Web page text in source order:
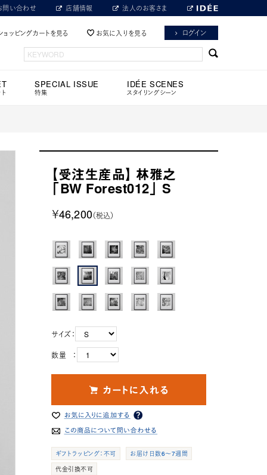
問い合わせ 店舗情報 法人のお客さま
ョッピングカートを見る お気に入りを見る ログイン
SPECIAL ISSUE
特集
IDÉE SCENES
スタイリングシーン
【受注生産品】 林雅之
「BW Forest012」 S
￥46,200（税込）
サイズ：
数量 ：
ギフトラッピング：不可
お届け日数6～7週間
代金引換不可